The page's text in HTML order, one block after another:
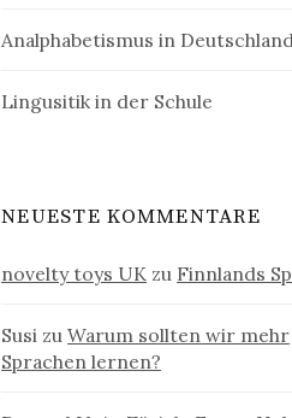
Analphabetismus in Deutschland
Lingusitik in der Schule
NEUESTE KOMMENTARE
novelty toys UK zu Finnlands
Susi zuWarum sollten wir mehr
Sprachen lernen?